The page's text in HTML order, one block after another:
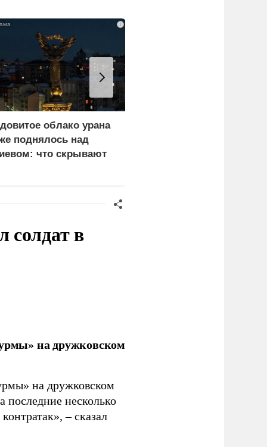
i
облако урана
поднялось над
что скрывают
в
на дружковском
на дружковском
последние несколько
– сказал